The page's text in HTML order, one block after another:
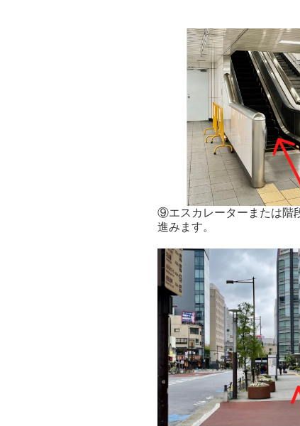
⑨エスカレーターまたは階
進みます。